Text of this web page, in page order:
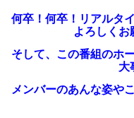
何卒！何卒！リアルタ
よろしくお
そして、この番組のホ
大
メンバーのあんな姿や